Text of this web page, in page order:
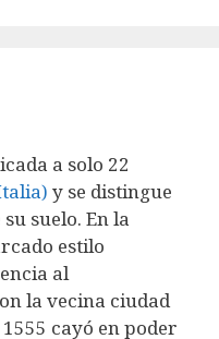
a solo 22
y se distingue
suelo. En la
estilo
al
la vecina ciudad
cayó en poder